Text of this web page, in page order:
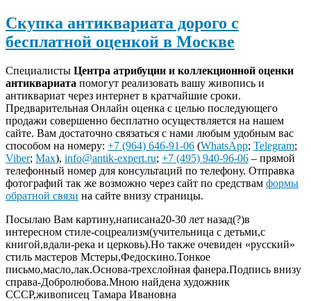
Скупка антиквариата дорого с
бесплатной оценкой в Москве
Специалисты Центра атрибуции и коллекционной оценки
антиквариата помогут реализовать вашу живопись и
антиквариат через интернет в кратчайшие сроки.
Предварительная Онлайн оценка с целью последующего
продажи совершенно бесплатно осуществляется на нашем
сайте. Вам достаточно связаться с нами любым удобным вас
способом на номеру: +7 (964) 646-91-06 (WhatsApp; Telegram;
Viber; Max), info@antik-expert.ru; +7 (495) 940-96-06 – прямой
телефонный номер для консультаций по телефону. Отправка
фотографий так же возможно через сайт по средствам формы
обратной связи на сайте внизу страницы.
Посылаю Вам картину,написана20-30 лет назад(?)в
интересном стиле-соцреализм(учительница с детьми,с
книгой,вдали-река и церковь).Но также очевиден «русский»
стиль мастеров Мстеры,Федоскино.Тонкое
письмо,масло,лак.Основа-трехслойная фанера.Подпись внизу
справа-Добролюбова.Мною найдена художник
СССР,живописец Тамара Ивановна